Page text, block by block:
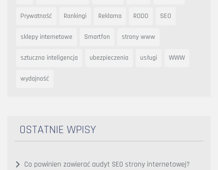
Prywatność Rankingi Reklama RODO SEO
sklepy internetowe Smartfon strony www
sztuczna inteligencja ubezpieczenia usługi WWW
wydajność
OSTATNIE WPISY
Co powinien zawierać audyt SEO strony internetowej?